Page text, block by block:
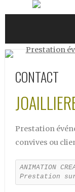
CONTACT
Prestation
convives ou
Prestation